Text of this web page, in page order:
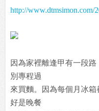
http://www.dtmsimon.com/
因為家裡離逢甲有一段
別專程過
來買麵。因為每個月冰
好是晚餐